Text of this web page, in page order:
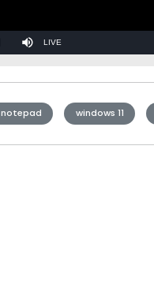
Mute Stream
notepad windows 11